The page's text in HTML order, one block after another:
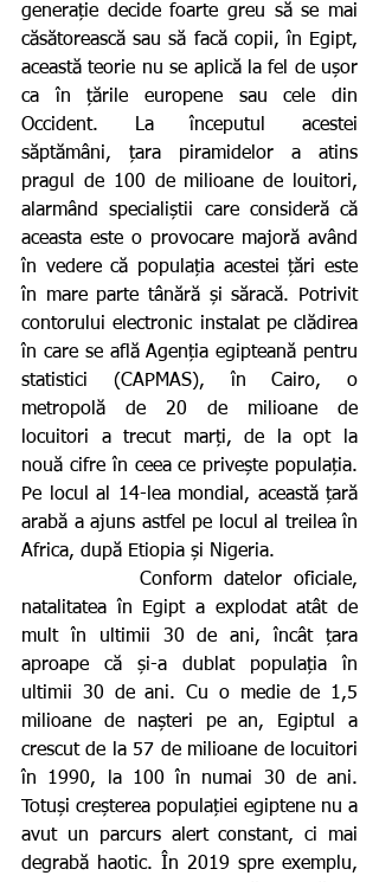
generație decide foarte greu să se mai
căsătorească sau să facă copii, în Egipt,
această teorie nu se aplică la fel de ușor
ca în țările europene sau cele din
Occident. La începutul acestei
săptămâni, țara piramidelor a atins
pragul de 100 de milioane de louitori,
alarmând specialiștii care consideră că
aceasta este o provocare majoră având
în vedere că populația acestei țări este
în mare parte tânără și săracă. Potrivit
contorului electronic instalat pe clădirea
în care se află Agenția egipteană pentru
statistici (CAPMAS), în Cairo, o
metropolă de 20 de milioane de
locuitori a trecut marți, de la opt la
nouă cifre în ceea ce privește populația.
Pe locul al 14-lea mondial, această țară
arabă a ajuns astfel pe locul al treilea în
Africa, după Etiopia și Nigeria.
natalitatea în Egipt a explodat atât de
mult în ultimii 30 de ani, încât țara
aproape că și-a dublat populația în
ultimii 30 de ani. Cu o medie de 1,5
milioane de nașteri pe an, Egiptul a
crescut de la 57 de milioane de locuitori
în 1990, la 100 în numai 30 de ani.
Totuși creșterea populației egiptene nu a
avut un parcurs alert constant, ci mai
degrabă haotic. În 2019 spre exemplu,